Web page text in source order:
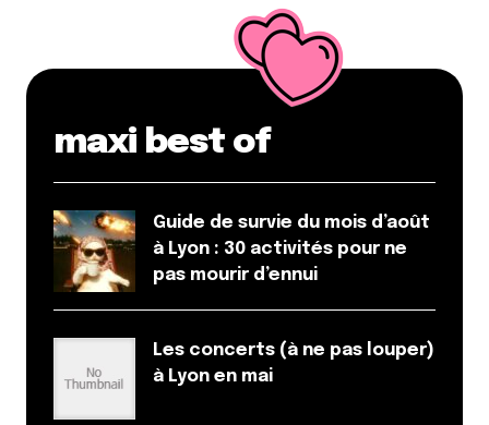
maxi best of
Guide de survie du mois d’août
à Lyon : 30 activités pour ne
pas mourir d’ennui
Les concerts (à ne pas louper)
à Lyon en mai